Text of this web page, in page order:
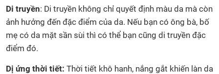
Di truyền: Di truyền không chỉ quyết định màu da mà còn
ảnh hưởng đến đặc điểm của da. Nếu bạn có ông bà, bố
mẹ có da mặt sần sùi thì có thể bạn cũng di truyền đặc
điểm đó.
Dị ứng thời tiết: Thời tiết khô hanh, nắng gắt khiến làn da